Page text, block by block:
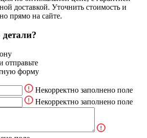
доставкой. Уточнить стоимость и
прямо на сайте.
отправьте
форму
Некорректно заполнено поле
Некорректно заполнено поле